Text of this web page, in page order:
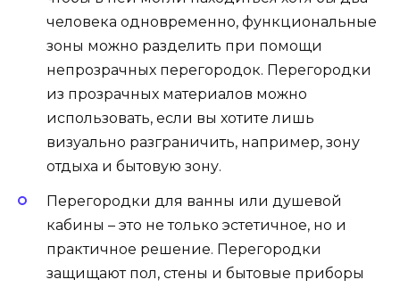
человека одновременно, функциональные
зоны можно разделить при помощи
непрозрачных перегородок. Перегородки
из прозрачных материалов можно
использовать, если вы хотите лишь
визуально разграничить, например, зону
отдыха и бытовую зону.
Перегородки для ванны или душевой
кабины – это не только эстетичное, но и
практичное решение. Перегородки
защищают пол, стены и бытовые приборы